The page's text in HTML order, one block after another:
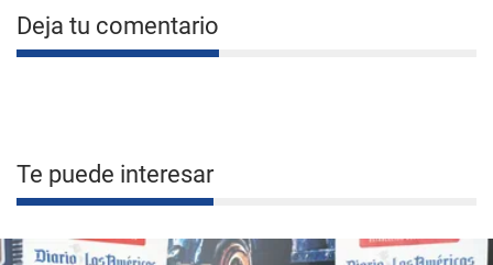
Deja tu comentario
Te puede interesar